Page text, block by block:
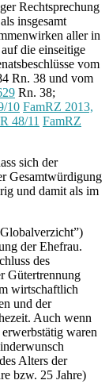
Rechtsprechung
insgesamt
aller in
die einseitige
vom
Rn. 38 und vom
Rn. 38;
10 FamRZ 2013,
48/11 FamRZ
sich der
Gesamtwürdigung
und damit als im
der Ehefrau.
des
Gütertrennung
wirtschaftlich
und der
Auch wenn
waren
Alters der
bzw. 25 Jahre)